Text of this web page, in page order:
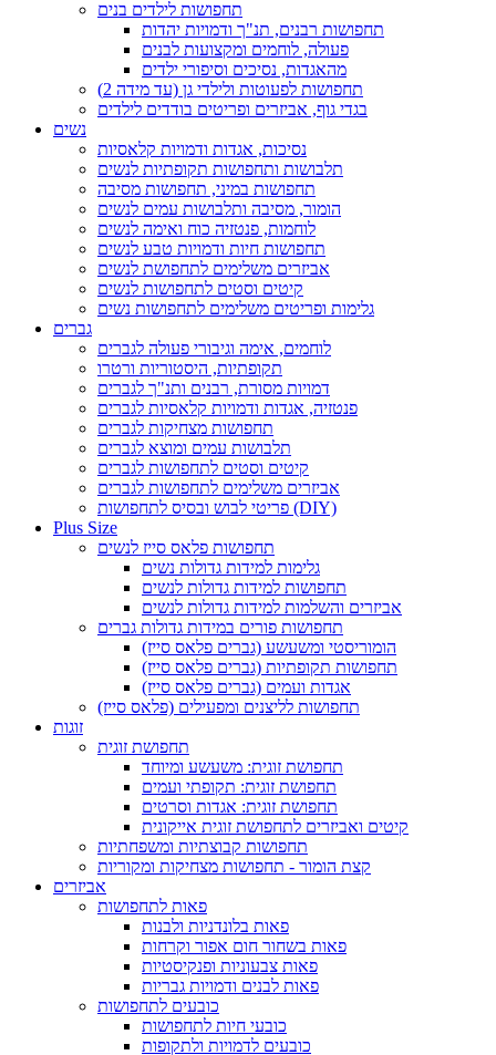
תחפושות לילדים בנים
תחפושות רבנים, תנ"ך ודמויות יהדות
פעולה, לוחמים ומקצועות לבנים
מהאגדות, נסיכים וסיפורי ילדים
תחפושות לפעוטות ולילדי גן (עד מידה 2)
בגדי גוף, אביזרים ופריטים בודדים לילדים
נשים
נסיכות, אגדות ודמויות קלאסיות
תלבושות ותחפושות תקופתיות לנשים
תחפושות במיני, תחפושות מסיבה
הומור, מסיבה ותלבושות עמים לנשים
לוחמות, פנטזיה כוח ואימה לנשים
תחפושות חיות ודמויות טבע לנשים
אביזרים משלימים לתחפושת לנשים
קיטים וסטים לתחפושות לנשים
גלימות ופריטים משלימים לתחפושות נשים
גברים
לוחמים, אימה וגיבורי פעולה לגברים
תקופתיות, היסטוריות ורטרו
דמויות מסורת, רבנים ותנ"ך לגברים
פנטזיה, אגדות ודמויות קלאסיות לגברים
תחפושות מצחיקות לגברים
תלבושות עמים ומוצא לגברים
קיטים וסטים לתחפושות לגברים
אביזרים משלימים לתחפושות לגברים
פריטי לבוש ובסיס לתחפושות (DIY)
Plus Size
תחפושות פלאס סייז לנשים
גלימות למידות גדולות נשים
תחפושות למידות גדולות לנשים
אביזרים והשלמות למידות גדולות לנשים
תחפושות פורים במידות גדולות גברים
הומוריסטי ומשעשע (גברים פלאס סייז)
תחפושות תקופתיות (גברים פלאס סייז)
אגדות ועמים (גברים פלאס סייז)
תחפושות לליצנים ומפעילים (פלאס סייז)
זוגות
תחפושת זוגית
תחפושת זוגית: משעשע ומיוחד
תחפושת זוגית: תקופתי ועמים
תחפושת זוגית: אגדות וסרטים
קיטים ואביזרים לתחפושת זוגית אייקונית
תחפושות קבוצתיות ומשפחתיות
קצת הומור - תחפושות מצחיקות ומקוריות
אביזרים
פאות לתחפושות
פאות בלונדניות ולבנות
פאות בשחור חום אפור וקרחות
פאות צבעוניות ופנקיסטיות
פאות לבנים ודמויות גבריות
כובעים לתחפושות
כובעי חיות לתחפושות
כובעים לדמויות ולתקופות